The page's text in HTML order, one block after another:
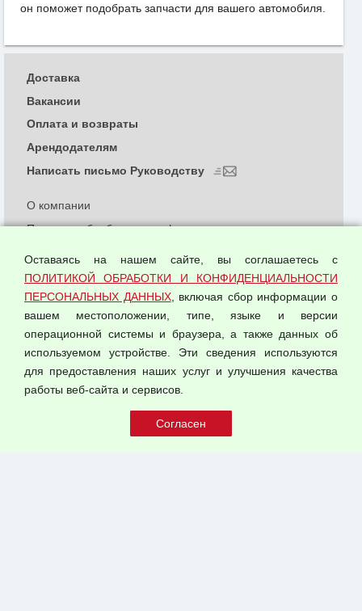
он поможет подобрать запчасти для вашего автомобиля.
© 2026 ООО "Феникс"
О компании
Политика обработки и конфиденциальности
Согласием на обработку персональных данных
Оферта оптовой купли-продажи
Публичная оферта
Доставка
Вакансии
Оплата и возвраты
Арендодателям
Написать письмо Руководству
Оставаясь на нашем сайте, вы соглашаетесь с
ПОЛИТИКОЙ ОБРАБОТКИ И КОНФИДЕНЦИАЛЬНОСТИ
ПЕРСОНАЛЬНЫХ ДАННЫХ, включая сбор информации о
вашем местоположении, типе, языке и версии
операционной системы и браузера, а также данных об
используемом устройстве. Эти сведения используются
для предоставления наших услуг и улучшения качества
работы веб-сайта и сервисов.